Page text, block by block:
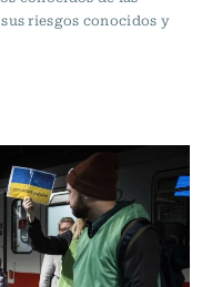
riesgos conocidos y